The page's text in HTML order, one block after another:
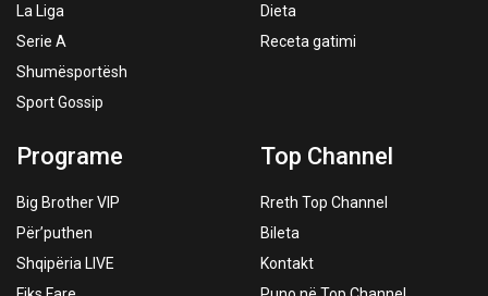
La Liga
Serie A
Shumësportësh
Sport Gossip
Dieta
Receta gatimi
Programe
Big Brother VIP
Për’puthen
Shqipëria LIVE
Top Channel
Rreth Top Channel
Bileta
Kontakt